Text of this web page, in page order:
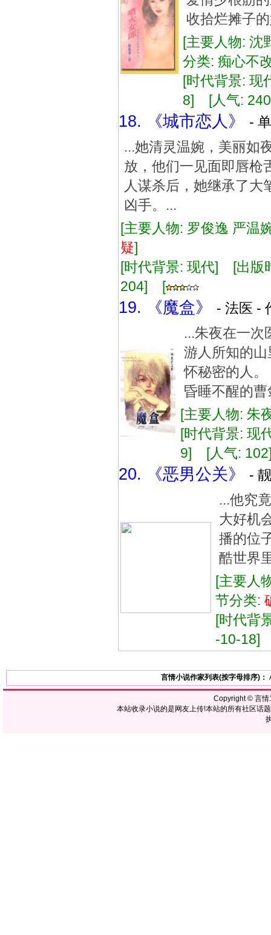
收拾烂摊子
[主要人物:
分类: 痴心不
[时代背景:
8] [人气:
18. 《城市恋人》
-
...她清灵温婉，美丽如
放，他们一见面即唇
人谋杀后，她继承了
凶手。...
[主要人物: 罗俊逸 严
疑]
[时代背景: 现代] [出
204] [
19. 《魔盒》
- 法医 -
...朱夜在一次
游人所知的
怀秘密的人
昏睡不醒的
[主要人物:
[时代背景:
9] [人气:
20. 《恶男公关》
-
...他究
大好机
播的位
酷世界
[主要人
节分类:
[时代背
-10-
言情小说作家列表(按字母排序)：
Copyright © 言情
本站收录小说的是网友上传!本站的所有社区话